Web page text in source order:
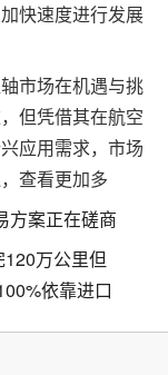
快速度进行发展
市场在机遇与挑
但凭借其在航空
应用需求，市场
查看更加多
方案正在磋商
万公里但
依靠进口